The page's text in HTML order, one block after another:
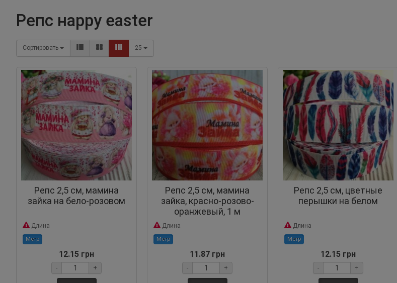
репс наppy easter
Сортировать 25
Репс 2,5 см, мамина
зайка на бело-розовом
Длина
Метр
12.15 грн
- +
Репс 2,5 см, мамина
зайка, красно-розово-
оранжевый, 1 м
Длина
Метр
11.87 грн
- +
Репс 2,5 см, цветные
перышки на белом
Длина
Метр
12.15 грн
- +